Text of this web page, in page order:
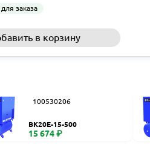
заказа
в корзину
100530206
ВК20E-15-500
15 674 ₽